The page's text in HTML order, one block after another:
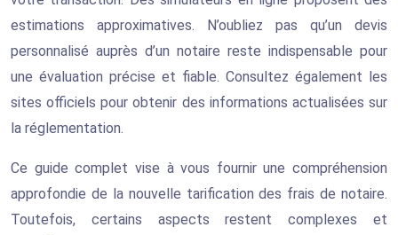
estimations approximatives. N’oubliez pas qu’un devis
personnalisé auprès d’un notaire reste indispensable pour
une évaluation précise et fiable. Consultez également les
sites officiels pour obtenir des informations actualisées sur
la réglementation.
Ce guide complet vise à vous fournir une compréhension
approfondie de la nouvelle tarification des frais de notaire.
Toutefois, certains aspects restent complexes et